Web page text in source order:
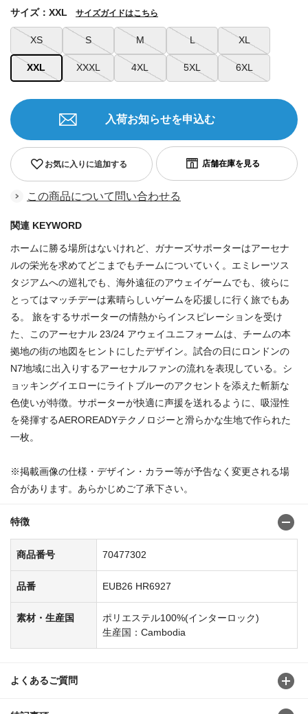
XS S M L XL
XXL XXXL 4XL 5XL 6XL
サイズ：XXL サイズガイドはこちら
お気に入りに追加する
入荷お知らせを申込む
この商品について問い合わせる
関連 KEYWORD
ホームに勝る場所はないけれど、ガナーズサポーターはアーセナ
ルの栄光を求めてどこまでもチームについていく。エミレーツス
タジアムへの巡礼でも、海外遠征のアウェイゲームでも、彼らに
とってはマッチデーは素晴らしいゲームを応援しに行く旅でもあ
る。 旅をするサポーターの情熱からインスピレーションを受け
た、このアーセナル 23/24 アウェイユニフォームは、チームの本
拠地の街の地図をヒントにしたデザイン。試合の日にロンドンの
N7地域に出入りするアーセナルファンの流れを表現している。シ
ョッキングイエローにライトブルーのアクセントを添えた斬新な
色使いが特徴。サポーターが快適に声援を送れるように、吸湿性
を発揮するAEROREADYテクノロジーと滑らかな生地で作られた
一枚。
※掲載画像の仕様・デザイン・カラー等が予告なく変更される場
合があります。あらかじめご了承下さい。
特徴
商品番号 70477302
品番 EUB26 HR6927
素材・生産国
ポリエステル100%(インターロック)
生産国：Cambodia
よくあるご質問